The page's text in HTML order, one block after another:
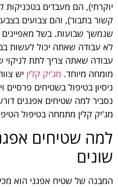
יוקרתי), הם מעבדים בטכניקות
קשור בתבור), והם צבועים
שנמשך שבועות. בשל מאפיינים
לא עבודה שאתה יכול לעשות
עבודה שאתה צריך לתת לניקוי
מומחה מיוחד. מג'יק קליןיש
ניסיון בטיפול בשטיחים פרסיים
נסביר למה שטיחים אפגנים
מג'יק קלין מתמחה בטיפול
למה שטיחים
שונים
המבנה של שטיח אפגני הוא